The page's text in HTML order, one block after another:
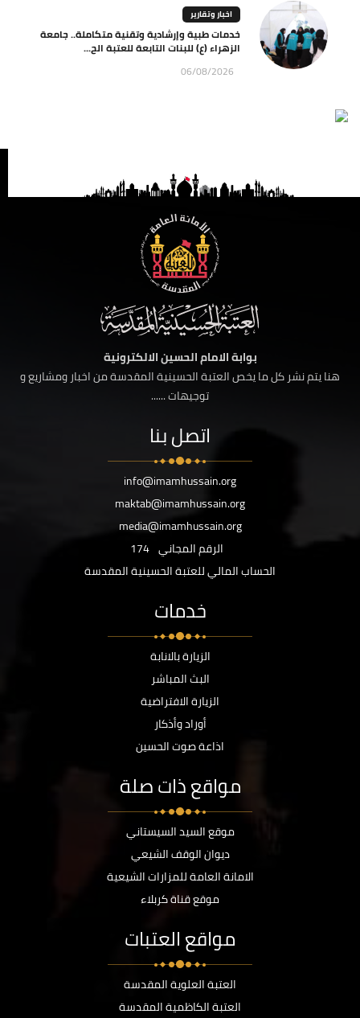
اخبار وتقارير
خدمات طبية وإرشادية وتقنية متكاملة.. جامعة
الزهراء (ع) للبنات التابعة للعتبة الح...
06/08/2026
بوابة الامام الحسين الالكترونية
هنا يتم نشر كل ما يخص العتبة الحسينية المقدسة من اخبار ومشاريع و
توجيهات ......
اتصل بنا
info@imamhussain.org
maktab@imamhussain.org
media@imamhussain.org
الرقم المجاني 174
الحساب المالي للعتبة الحسينية المقدسة
خدمات
الزيارة بالانابة
البث المباشر
الزيارة الافتراضية
أوراد وأذكار
اذاعة صوت الحسين
مواقع ذات صلة
موقع السيد السيستاني
ديوان الوقف الشيعي
الامانة العامة للمزارات الشيعية
موقع قناة كربلاء
مواقع العتبات
العتبة العلوية المقدسة
العتبة الكاظمية المقدسة